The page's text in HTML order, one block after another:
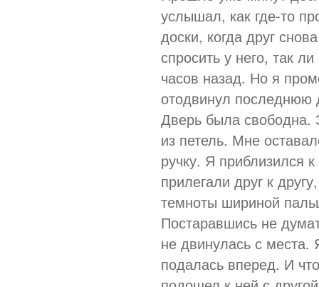
услышал, как где-то
доски, когда друг
спросить у него, так
часов назад. Но я
отодвинул последнюю
Дверь была свободна.
из петель. Мне
ручку. Я приблизился
прилегали друг к
темноты шириной
Постаравшись не
не двинулась с
подалась вперед. И